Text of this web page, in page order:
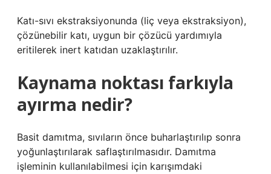
Katı-sıvı ekstraksiyonunda (liç veya ekstraksiyon),
çözünebilir katı, uygun bir çözücü yardımıyla
eritilerek inert katıdan uzaklaştırılır.
Kaynama noktası farkıyla
ayırma nedir?
Basit damıtma, sıvıların önce buharlaştırılıp sonra
yoğunlaştırılarak saflaştırılmasıdır. Damıtma
işleminin kullanılabilmesi için karışımdaki